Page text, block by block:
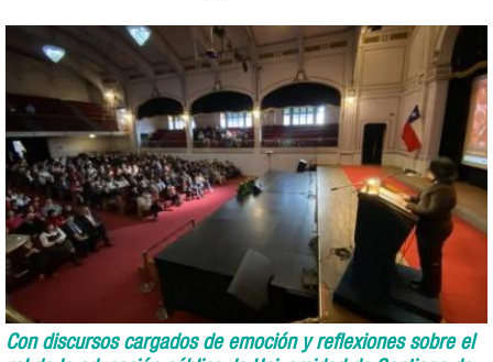
Con discursos cargados de emoción y reflexiones sobre el